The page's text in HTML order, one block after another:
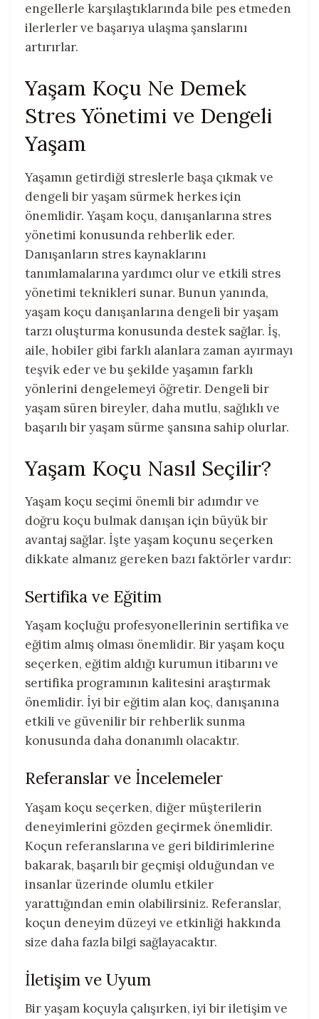
engellerle karşılaştıklarında bile pes etmeden
ilerlerler ve başarıya ulaşma şanslarını
artırırlar.
Yaşam Koçu Ne Demek
Stres Yönetimi ve Dengeli
Yaşam
Yaşamın getirdiği streslerle başa çıkmak ve
dengeli bir yaşam sürmek herkes için
önemlidir. Yaşam koçu, danışanlarına stres
yönetimi konusunda rehberlik eder.
Danışanların stres kaynaklarını
tanımlamalarına yardımcı olur ve etkili stres
yönetimi teknikleri sunar. Bunun yanında,
yaşam koçu danışanlarına dengeli bir yaşam
tarzı oluşturma konusunda destek sağlar. İş,
aile, hobiler gibi farklı alanlara zaman ayırmayı
teşvik eder ve bu şekilde yaşamın farklı
yönlerini dengelemeyi öğretir. Dengeli bir
yaşam süren bireyler, daha mutlu, sağlıklı ve
başarılı bir yaşam sürme şansına sahip olurlar.
Yaşam Koçu Nasıl Seçilir?
Yaşam koçu seçimi önemli bir adımdır ve
doğru koçu bulmak danışan için büyük bir
avantaj sağlar. İşte yaşam koçunu seçerken
dikkate almanız gereken bazı faktörler vardır:
Sertifika ve Eğitim
Yaşam koçluğu profesyonellerinin sertifika ve
eğitim almış olması önemlidir. Bir yaşam koçu
seçerken, eğitim aldığı kurumun itibarını ve
sertifika programının kalitesini araştırmak
önemlidir. İyi bir eğitim alan koç, danışanına
etkili ve güvenilir bir rehberlik sunma
konusunda daha donanımlı olacaktır.
Referanslar ve İncelemeler
Yaşam koçu seçerken, diğer müşterilerin
deneyimlerini gözden geçirmek önemlidir.
Koçun referanslarına ve geri bildirimlerine
bakarak, başarılı bir geçmişi olduğundan ve
insanlar üzerinde olumlu etkiler
yarattığından emin olabilirsiniz. Referanslar,
koçun deneyim düzeyi ve etkinliği hakkında
size daha fazla bilgi sağlayacaktır.
İletişim ve Uyum
Bir yaşam koçuyla çalışırken, iyi bir iletişim ve